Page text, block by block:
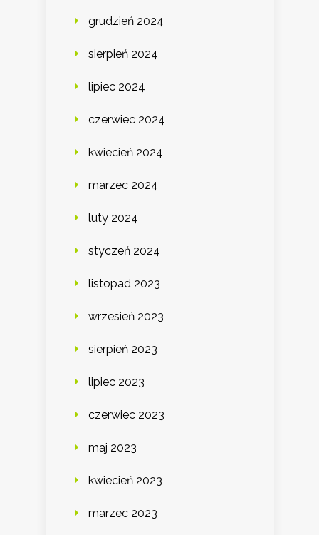
grudzień 2024
sierpień 2024
lipiec 2024
czerwiec 2024
kwiecień 2024
marzec 2024
luty 2024
styczeń 2024
listopad 2023
wrzesień 2023
sierpień 2023
lipiec 2023
czerwiec 2023
maj 2023
kwiecień 2023
marzec 2023